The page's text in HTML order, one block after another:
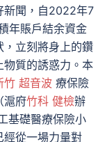
新聞，自2022年7
年賬戶結余資金
立刻將身上的鑽
質的誘惑力。本
竹 超音波 療保險
滬府竹科 健檢辦
基礎醫療保險小
經從一場力量對